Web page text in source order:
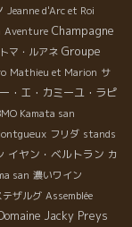
Jeanne d'Arc et Roi
Aventure Champagne
マ・ルアネ Groupe
Mathieu et Marion サ
・エ・カミーユ・ラピ
Kamata san
フリダ stands
イヤン・ベルトラン カ
san 濃いワイン
テザルグ Assemblée
Jacky Preys